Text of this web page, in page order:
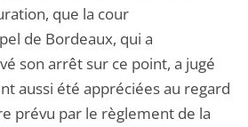
que la cour
de Bordeaux, qui a
son arrêt sur ce point, a jugé
aussi été appréciées au regard
prévu par le règlement de la